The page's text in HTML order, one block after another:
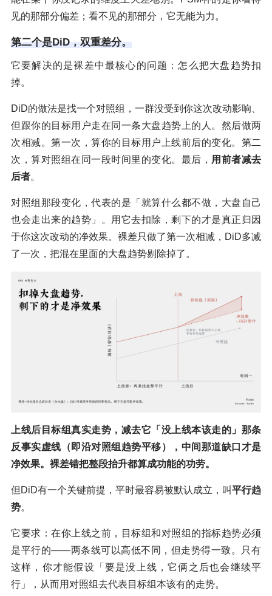
见的那部分偏差；看不见的那部分，它无能为力。
第二个是DiD，双重差分。
它要解决的是裸差中最核心的问题：怎么把大盘趋势扣
掉。
DiD的做法是找一个对照组，一群没受到你这次改动影响、
但跟你的目标用户走在同一条大盘趋势上的人。然后做两
次相减。第一次，算你的目标用户上线前后的变化。第二
次，算对照组在同一段时间里的变化。最后， 用前者减去
后者。
对照组那段变化，代表的是「就算什么都不做，大盘自己
也会走出来的趋势」。用它去扣除，剩下的才是真正归因
于你这次改动的净效果。裸差只做了第一次相减，DiD多减
了一次，把混在里面的大盘趋势剔除掉了。
上线后目标组真实走势，减去它「没上线本该走的」那条
反事实虚线（即沿对照组趋势平移），中间那道缺口才是
净效果。裸差错把整段抬升都算成功能的功劳。
但DiD有一个关键前提，平时最容易被默认成立，叫平行趋
势。
它要求：在你上线之前，目标组和对照组的指标趋势必须
是平行的——两条线可以高低不同，但走势得一致。只有
这样，你才能假设「要是没上线，它俩之后也会继续平
行」，从而用对照组去代表目标组本该有的走势。